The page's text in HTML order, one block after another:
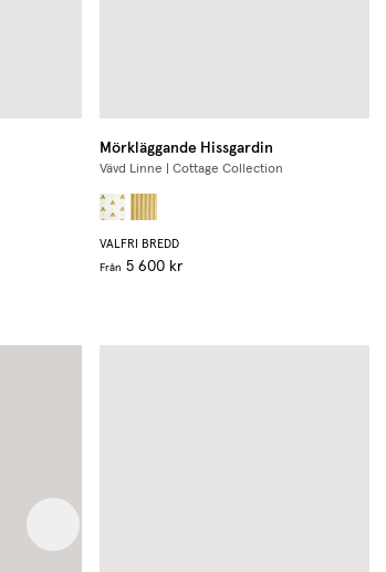
Mörkläggande Hissgardin
Vävd Linne | Cottage Collection
VALFRI BREDD
Från 5 600 kr
Next image